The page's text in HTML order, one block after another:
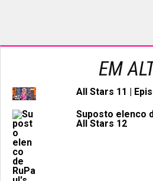
EM
All Stars 11 |
Suposto elenco
All Stars 12